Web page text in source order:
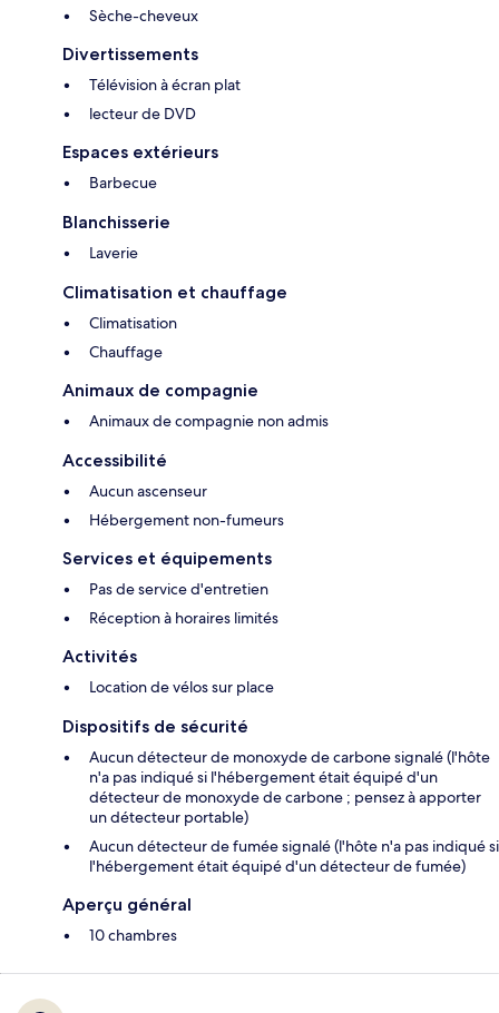
Sèche-cheveux
Divertissements
Télévision à écran plat
lecteur de DVD
Espaces extérieurs
Barbecue
Blanchisserie
Laverie
Climatisation et chauffage
Climatisation
Chauffage
Animaux de compagnie
Animaux de compagnie non admis
Accessibilité
Aucun ascenseur
Hébergement non-fumeurs
Services et équipements
Pas de service d'entretien
Réception à horaires limités
Activités
Location de vélos sur place
Dispositifs de sécurité
Aucun détecteur de monoxyde de carbone signalé (l'hôte
n'a pas indiqué si l'hébergement était équipé d'un
détecteur de monoxyde de carbone ; pensez à apporter
un détecteur portable)
Aucun détecteur de fumée signalé (l'hôte n'a pas indiqué si
l'hébergement était équipé d'un détecteur de fumée)
Aperçu général
10 chambres